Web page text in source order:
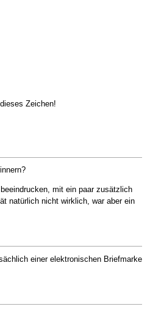
Zeichen!
mit ein paar zusätzlich
natürlich nicht wirklich, war aber ein
einer elektronischen Briefmarke